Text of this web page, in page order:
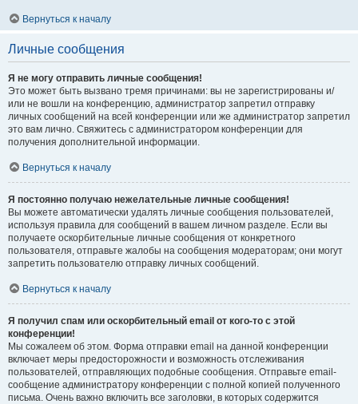
Вернуться к началу
Личные сообщения
Я не могу отправить личные сообщения!
Это может быть вызвано тремя причинами: вы не зарегистрированы и/
или не вошли на конференцию, администратор запретил отправку
личных сообщений на всей конференции или же администратор запретил
это вам лично. Свяжитесь с администратором конференции для
получения дополнительной информации.
Вернуться к началу
Я постоянно получаю нежелательные личные сообщения!
Вы можете автоматически удалять личные сообщения пользователей,
используя правила для сообщений в вашем личном разделе. Если вы
получаете оскорбительные личные сообщения от конкретного
пользователя, отправьте жалобы на сообщения модераторам; они могут
запретить пользователю отправку личных сообщений.
Вернуться к началу
Я получил спам или оскорбительный email от кого-то с этой
конференции!
Мы сожалеем об этом. Форма отправки email на данной конференции
включает меры предосторожности и возможность отслеживания
пользователей, отправляющих подобные сообщения. Отправьте email-
сообщение администратору конференции с полной копией полученного
письма. Очень важно включить все заголовки, в которых содержится